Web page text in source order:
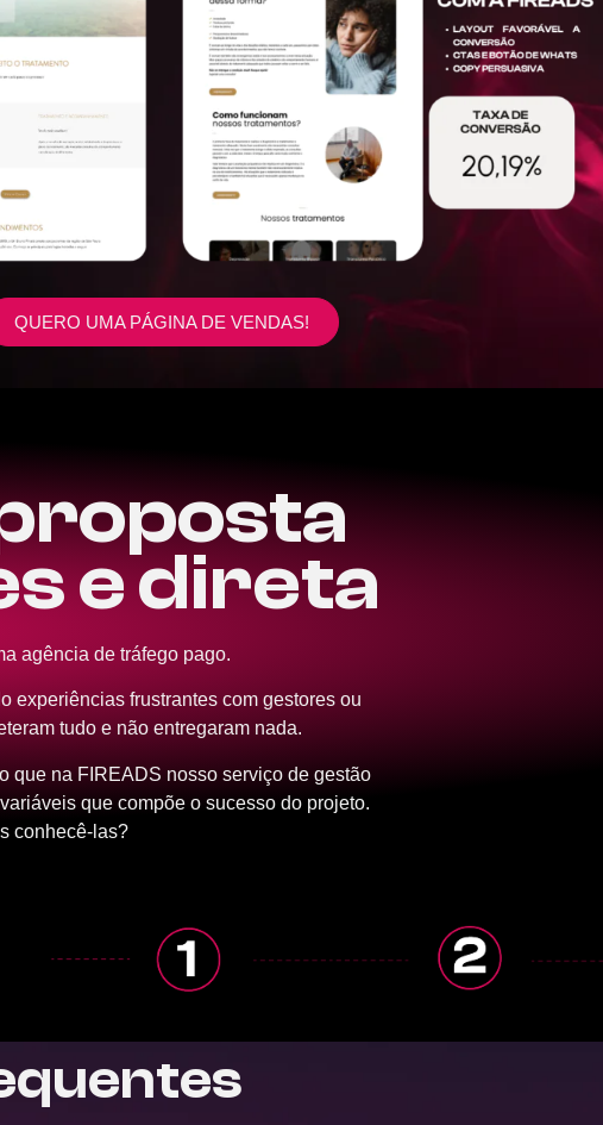
QUERO UMA PÁGINA DE VENDAS!
e direta
agência de tráfego pago.
experiências frustrantes com gestores ou
tudo e não entregaram nada.
que na FIREADS nosso serviço de gestão
que compõe o sucesso do projeto.
conhecê-las?